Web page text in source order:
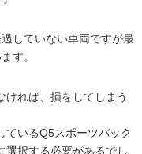
していない車両ですが最
す。
ければ、損をしてしまう
ているQ5スポーツバック
選択する必要があるでし